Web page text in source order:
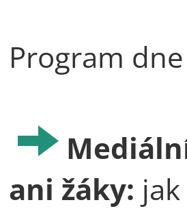
Program
ani žáky: